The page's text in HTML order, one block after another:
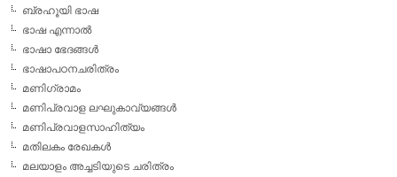
ബ്രഹൂയി ഭാഷ
ഭാഷ എന്നാല്‍
ഭാഷാ ഭേദങ്ങള്‍
ഭാഷാപഠനചരിത്രം
മണിഗ്രാമം
മണിപ്രവാള ലഘുകാവ്യങ്ങള്‍
മണിപ്രവാളസാഹിത്യം
മതിലകം രേഖകള്‍
മലയാളം അച്ചടിയുടെ ചരിത്രം